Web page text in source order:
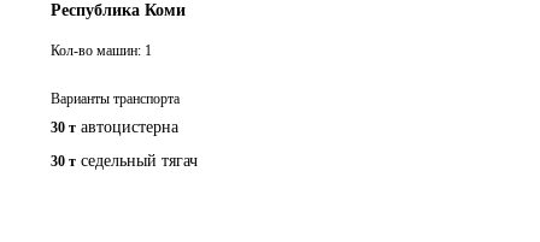
Республика Коми
Кол-во машин: 1
Варианты транспорта
30 т автоцистерна
30 т седельный тягач